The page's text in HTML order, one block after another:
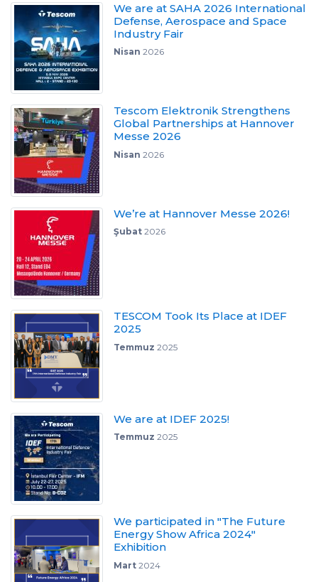
We are at SAHA 2026 International
Defense, Aerospace and Space
Industry Fair
Nisan 2026
Tescom Elektronik Strengthens
Global Partnerships at Hannover
Messe 2026
Nisan 2026
We’re at Hannover Messe 2026!
Şubat2026
TESCOM Took Its Place at IDEF
2025
Temmuz 2025
We are at IDEF 2025!
Temmuz 2025
We participated in "The Future
Energy Show Africa 2024"
Exhibition
Mart2024